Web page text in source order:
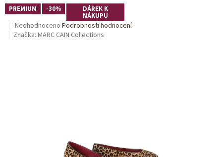
PREMIUM -30% DÁREK K
NÁKUPU
Průměrné
hodnocení
Neohodnoceno Podrobnosti hodnocení
Značka: MARC CAIN Collections